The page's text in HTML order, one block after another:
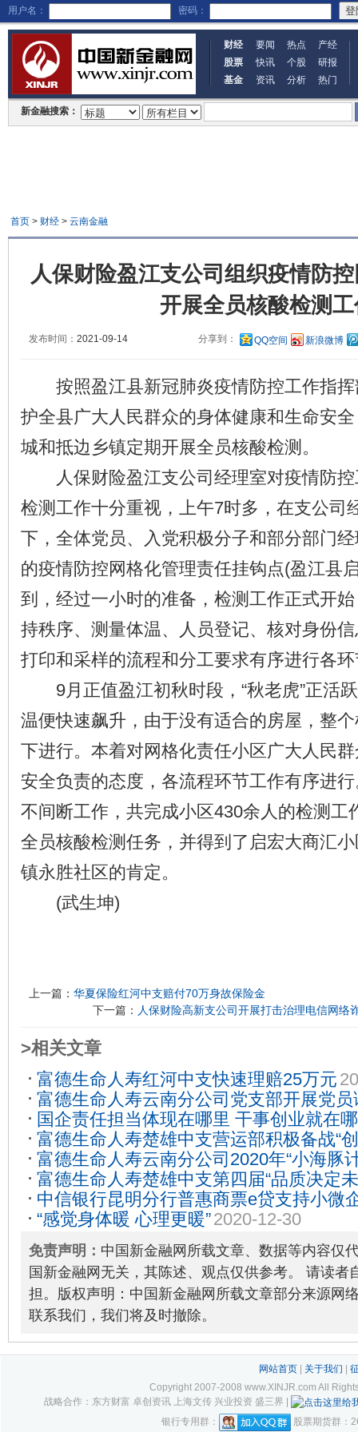
用户名： 密码：
财经 要闻 热点
产经
股票
快讯 个股
研报
基金
资讯 分析 热门
新金融搜索：
首页> 财经> 云南金融
人保财险盈江支公司组织疫情防
开展全员核酸检测
发布时间： 2021-09-14 分享到： QQ空间 新浪微博
按照盈江县新冠肺炎疫情防控工作指挥
护全县广大人民群众的身体健康和生命安
城和抵边乡镇定期开展全员核酸检测。
人保财险盈江支公司经理室对疫情防控
检测工作十分重视，上午7时多，在支公司
下，全体党员、入党积极分子和部分部门
的疫情防控网格化管理责任挂钩点(盈江县
到，经过一小时的准备，检测工作正式开
持秩序、测量体温、人员登记、核对身份
打印和采样的流程和分工要求有序进行各
9月正值盈江初秋时段，“秋老虎”正活
温便快速飙升，由于没有适合的房屋，整
下进行。本着对网格化责任小区广大人民
安全负责的态度，各流程环节工作有序进
不间断工作，共完成小区430余人的检测工
全员核酸检测任务，并得到了启宏大商汇
镇永胜社区的肯定。
(武生坤)
上一篇： 华夏保险红河中支赔付70万身故保险金
下一篇： 人保财险高新支公司开展打击治理电信网络
>相关文章
富德生命人寿红河中支快速理赔25万元
富德生命人寿云南分公司党支部开展党
04-29
国企责任担当体现在哪里 干事创业就
明分行“我为群众办实事”系列报道一
富德生命人寿楚雄中支营运部积极备战“
30
富德生命人寿云南分公司2020年“小海豚
01
富德生命人寿楚雄中支第四届“品质决定
满结束2020-09-30
中信银行昆明分行普惠商票e贷支持小微
04-17
“感觉身体暖 心理更暖”2020-12-30
免责声明： 中国新金融网所载文章、数据等内容仅
国新金融网无关，其陈述、观点仅供参考。 请读者
担。版权声明：中国新金融网所载文章部分来源网
联系我们，我们将及时撤除。
网站首页| 关于我们
Copyright 2007-2008 www.XINJR.com All
战略合作：东方财富 卓创资讯 上海文传 兴业投资 盛三界 |
银行专用群：
股票期货群：